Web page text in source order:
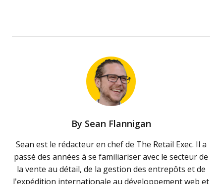
By Sean Flannigan
Sean est le rédacteur en chef de The Retail Exec. Il a
passé des années à se familiariser avec le secteur de
la vente au détail, de la gestion des entrepôts et de
l’expédition internationale au développement web et